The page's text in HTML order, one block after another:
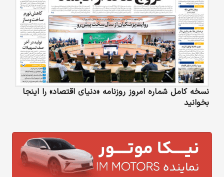
نسخه کامل شماره امروز روزنامه «دنیای‌ اقتصاد» را اینجا
بخوانید